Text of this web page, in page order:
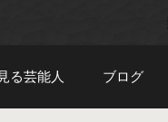
る芸能人 ブログ